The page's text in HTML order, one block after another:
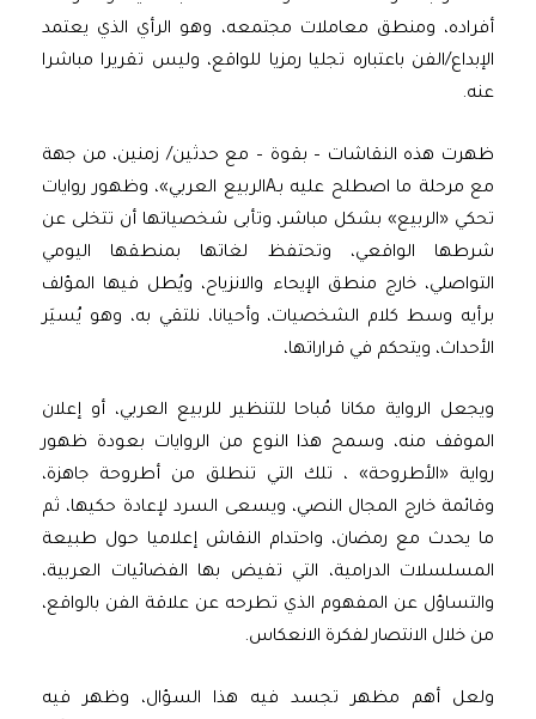
أفراده، ومنطق معاملات مجتمعه، وهو الرأي الذي يعتمد
الإبداع/الفن باعتباره تجليا رمزيا للواقع، وليس تقريرا مباشرا
عنه.
ظهرت هذه النقاشات – بقوة – مع حدثين/ زمنين، من جهة
مع مرحلة ما اصطلح عليه بـAالربيع العربي»، وظهور روايات
تحكي «الربيع» بشكل مباشر، وتأبى شخصياتها أن تتخلى عن
شرطها الواقعي، وتحتفظ لغاتها بمنطقها اليومي
التواصلي، خارج منطق الإيحاء والانزياح، ويُطل فيها المؤلف
برأيه وسط كلام الشخصيات، وأحيانا، نلتقي به، وهو يُسيَر
الأحداث، ويتحكم في قراراتها،
ويجعل الرواية مكانا مُباحا للتنظير للربيع العربي، أو إعلان
الموقف منه، وسمح هذا النوع من الروايات بعودة ظهور
رواية «الأطروحة» ، تلك التي تنطلق من أطروحة جاهزة،
وقائمة خارج المجال النصي، ويسعى السرد لإعادة حكيها، ثم
ما يحدث مع رمضان، واحتدام النقاش إعلاميا حول طبيعة
المسلسلات الدرامية، التي تفيض بها الفضائيات العربية،
والتساؤل عن المفهوم الذي تطرحه عن علاقة الفن بالواقع،
من خلال الانتصار لفكرة الانعكاس.
ولعل أهم مظهر تجسد فيه هذا السؤال، وظهر فيه